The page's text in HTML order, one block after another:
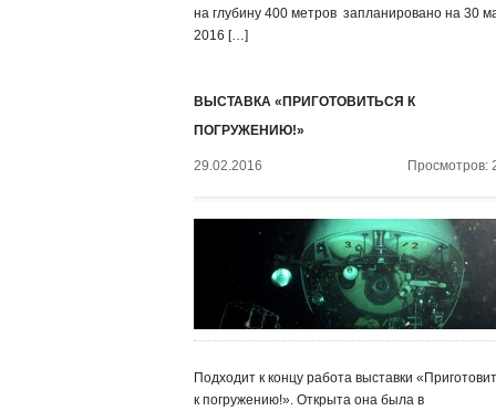
на глубину 400 метров запланировано на 30
2016 […]
ВЫСТАВКА «ПРИГОТОВИТЬСЯ К
ПОГРУЖЕНИЮ!»
29.02.2016 Просмотров:
Подходит к концу работа выставки
к погружению!». Открыта она была в